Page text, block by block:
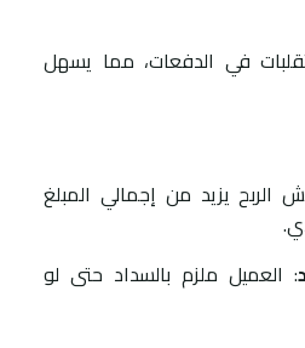
في الدفعات، مما يسهل
الربح يزيد من إجمالي المبلغ
: العميل ملزم بالسداد حتى لو